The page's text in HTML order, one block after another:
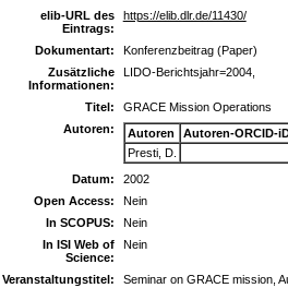
elib-URL des
Eintrags:
https://elib.dlr.de/11430/
Dokumentart:
Konferenzbeitrag (Paper)
Zusätzliche
Informationen:
LIDO-Berichtsjahr=2004,
Titel:
GRACE Mission Operations
Autoren:
Autoren
Autoren-ORCID-
Presti, D.
Datum:
2002
Open Access:
Nein
In SCOPUS:
Nein
In ISI Web of
Science:
Nein
Veranstaltungstitel:
Seminar on GRACE mission,